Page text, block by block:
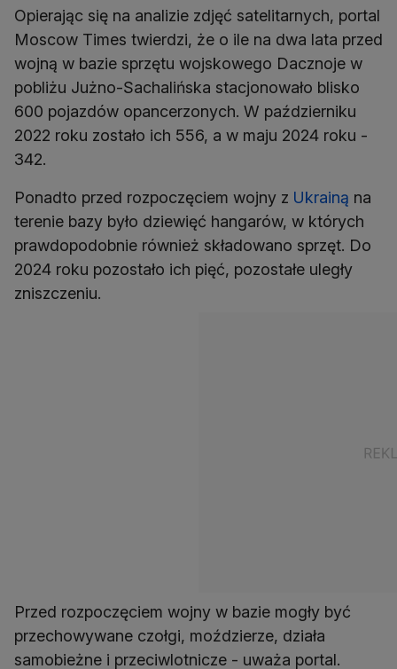
Opierając się na analizie zdjęć satelitarnych, portal
Moscow Times twierdzi, że o ile na dwa lata przed
wojną w bazie sprzętu wojskowego Dacznoje w
pobliżu Jużno-Sachalińska stacjonowało blisko
600 pojazdów opancerzonych. W październiku
2022 roku zostało ich 556, a w maju 2024 roku -
342.
Ponadto przed rozpoczęciem wojny z Ukrainą na
terenie bazy było dziewięć hangarów, w których
prawdopodobnie również składowano sprzęt. Do
2024 roku pozostało ich pięć, pozostałe uległy
zniszczeniu.
Przed rozpoczęciem wojny w bazie mogły być
przechowywane czołgi, moździerze, działa
samobieżne i przeciwlotnicze - uważa portal.